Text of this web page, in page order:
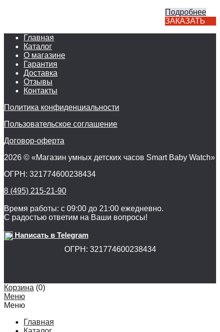
Подробнее
ЗАКАЗАТЬ
Главная
Каталог
О магазине
Гарантия
Доставка
Отзывы
Контакты
Политика конфиденциальности
Пользовательское соглашение
Договор-оферта
2026 © «Магазин умных детских часов Smart Baby Watch»
ОГРН: 321774600238434
8 (495) 215-21-90
Время работы: с 09:00 до 21:00 ежедневно.
С радостью ответим на Ваши вопросы!
Написать в Telegram
ОГРН: 321774600238434
Корзина (0)
Меню
Меню
Главная